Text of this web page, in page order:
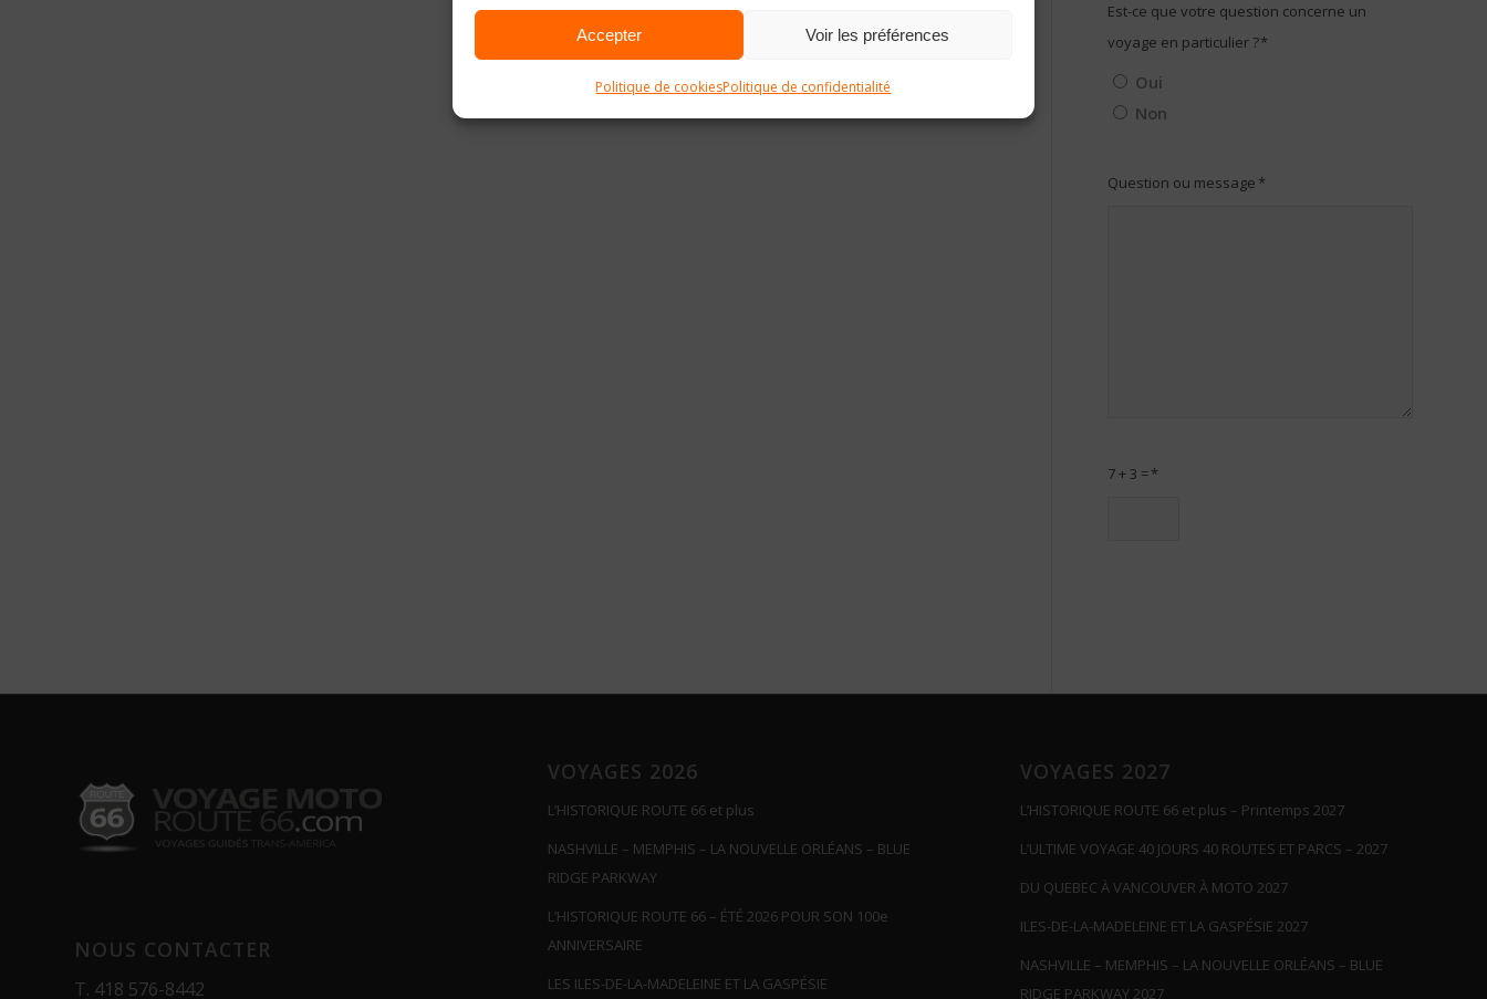
Accepter Voir les préférences
Politique de cookiesPolitique de confidentialité
Est-ce que votre question concerne un
voyage en particulier ?*
Oui
Non
Question ou message *
7 + 3 =*
NOUS CONTACTER
T. 418 576-8442
VOYAGES 2026
L’HISTORIQUE ROUTE 66 et plus
NASHVILLE – MEMPHIS – LA NOUVELLE ORLÉANS – BLUE
RIDGE PARKWAY
L’HISTORIQUE ROUTE 66 – ÉTÉ 2026 POUR SON 100e
ANNIVERSAIRE
LES ILES-DE-LA-MADELEINE ET LA GASPÉSIE
VOYAGES 2027
L’HISTORIQUE ROUTE 66 et plus – Printemps 2027
L’ULTIME VOYAGE 40 JOURS 40 ROUTES ET PARCS – 2027
DU QUEBEC À VANCOUVER À MOTO 2027
ILES-DE-LA-MADELEINE ET LA GASPÉSIE 2027
NASHVILLE – MEMPHIS – LA NOUVELLE ORLÉANS – BLUE
RIDGE PARKWAY 2027